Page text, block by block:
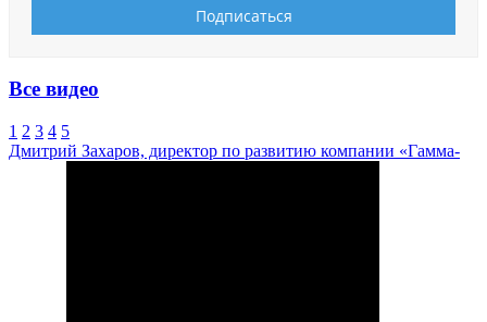
Все видео
1 2 3 4 5
Дмитрий Захаров, директор по развитию компании «Гамма-